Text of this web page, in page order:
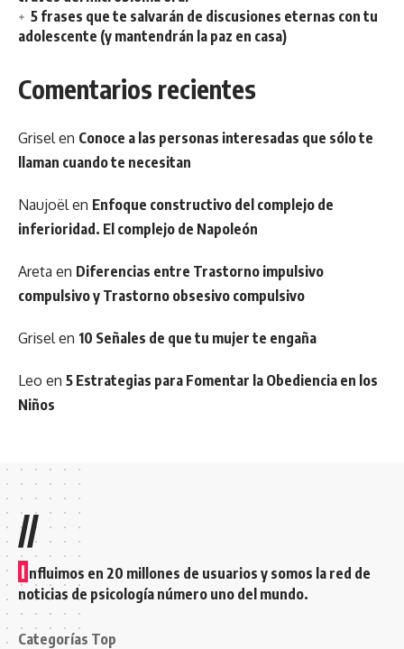
5 frases que te salvarán de discusiones eternas con tu
adolescente (y mantendrán la paz en casa)
Comentarios recientes
Grisel en Conoce a las personas interesadas que sólo te
llaman cuando te necesitan
Naujoël en Enfoque constructivo del complejo de
inferioridad. El complejo de Napoleón
Areta en Diferencias entre Trastorno impulsivo
compulsivo y Trastorno obsesivo compulsivo
Grisel en 10 Señales de que tu mujer te engaña
Leo en 5 Estrategias para Fomentar la Obediencia en los
Niños
//
I nfluimos en 20 millones de usuarios y somos la red de
noticias de psicología número uno del mundo.
Categorías Top